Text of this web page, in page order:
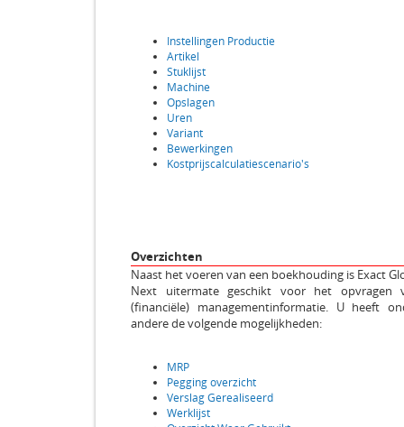
Instellingen Productie
Artikel
Stuklijst
Machine
Opslagen
Uren
Variant
Bewerkingen
Kostprijscalculatiescenario's
Overzichten
Naast het voeren van een boekhouding is Exact
Next uitermate geschikt voor het opvragen
(financiële) managementinformatie. U heeft
andere de volgende mogelijkheden:
MRP
Pegging overzicht
Verslag Gerealiseerd
Werklijst